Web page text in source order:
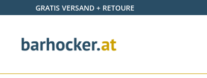
Hauptinhalt springen
Zur Suche springen
Zur Hauptnavigation springen
GRATIS VERSAND + RETOURE